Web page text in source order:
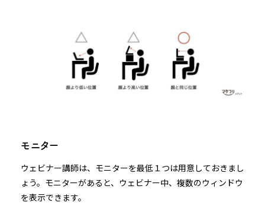
モニター
ウェビナー講師は、モニターを最低１つは用意しておきまし
ょう。モニターがあると、ウェビナー中、複数のウィンドウ
を表示できます。